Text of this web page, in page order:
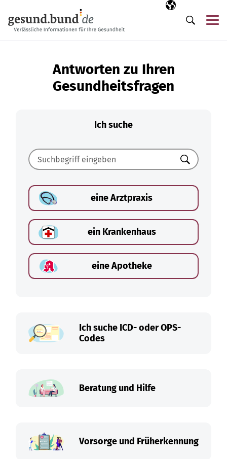
Ausgewählte
DE
Suche
Antworten zu Ihren
Gesundheitsfragen
Ich suche
Suchen
eine Arztpraxis
ein Krankenhaus
eine Apotheke
Ich suche ICD- oder OPS-
Codes
Beratung und Hilfe
Vorsorge und Früherkennung